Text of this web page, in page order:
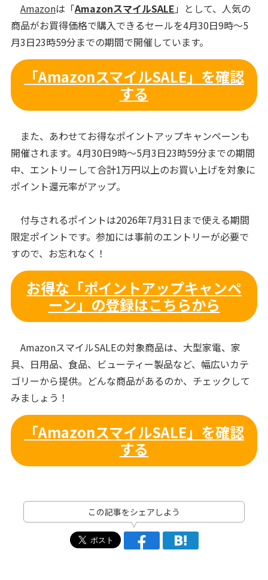
Amazonは「AmazonスマイルSALE 」として、人気の
商品がお買得価格で購入できるセールを4月30日9時〜5
月3日23時59分までの期間で開催しています。
「AmazonスマイルSALE」を確認
する
また、あわせてお得なポイントアップキャンペーンも
開催されます。4月30日9時〜5月3日23時59分までの期間
中、エントリーして合計1万円以上のお買い上げを対象に
ポイント還元率がアップ。
付与されるポイントは2026年7月31日まで使える期間
限定ポイントです。参加には事前のエントリーが必要で
すので、お忘れなく！
お得な「ポイントアップキャンペ
ーン」の登録はこちらから
AmazonスマイルSALEの対象商品は、大型家電、家
具、日用品、食品、ビューティー製品など、幅広いカテ
ゴリーから提供。 どんな商品があるのか、チェックして
みましょう！
「AmazonスマイルSALE」を確認
する
この記事をシェアしよう